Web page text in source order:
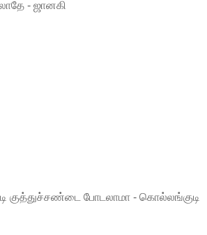
- ஜானகி
குத்துச்சண்டை போடலாமா - கொல்லங்குடி